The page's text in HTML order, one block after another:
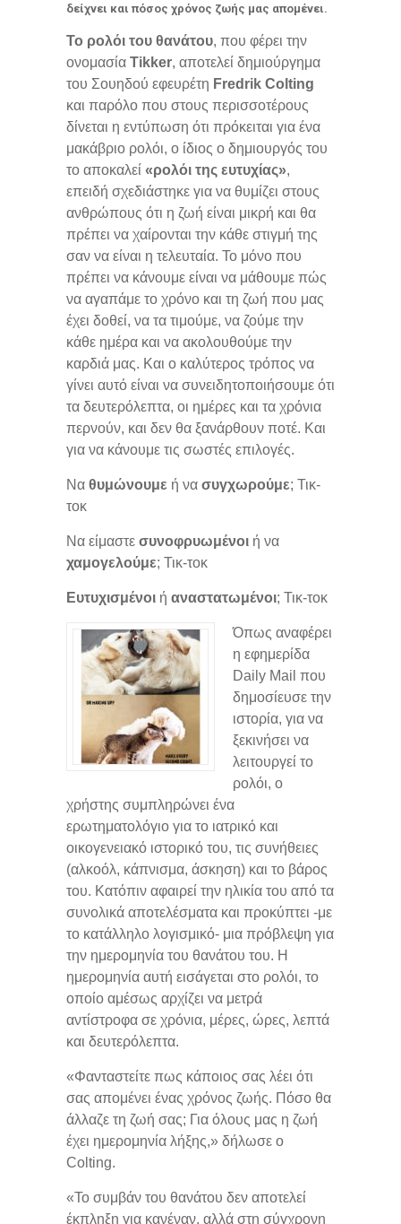
δείχνει και πόσος χρόνος ζωής μας απομένει.
Το ρολόι του θανάτου, που φέρει την
ονομασία Τikker, αποτελεί δημιούργημα
του Σουηδού εφευρέτη Fredrik Colting
και παρόλο που στους περισσοτέρους
δίνεται η εντύπωση ότι πρόκειται για ένα
μακάβριο ρολόι, ο ίδιος ο δημιουργός του
το αποκαλεί «ρολόι της ευτυχίας»,
επειδή σχεδιάστηκε για να θυμίζει στους
ανθρώπους ότι η ζωή είναι μικρή και θα
πρέπει να χαίρονται την κάθε στιγμή της
σαν να είναι η τελευταία. Το μόνο που
πρέπει να κάνουμε είναι να μάθουμε πώς
να αγαπάμε το χρόνο και τη ζωή που μας
έχει δοθεί, να τα τιμούμε, να ζούμε την
κάθε ημέρα και να ακολουθούμε την
καρδιά μας. Και ο καλύτερος τρόπος να
γίνει αυτό είναι να συνειδητοποιήσουμε ότι
τα δευτερόλεπτα, οι ημέρες και τα χρόνια
περνούν, και δεν θα ξανάρθουν ποτέ. Και
για να κάνουμε τις σωστές επιλογές.
Να θυμώνουμε ή να συγχωρούμε; Τικ-
τοκ
Να είμαστε συνοφρυωμένοι ή να
χαμογελούμε; Τικ-τοκ
Ευτυχισμένοι ή αναστατωμένοι; Τικ-τοκ
Όπως αναφέρει
η εφημερίδα
Daily Mail που
δημοσίευσε την
ιστορία, για να
ξεκινήσει να
λειτουργεί το
ρολόι, ο
χρήστης συμπληρώνει ένα
ερωτηματολόγιο για το ιατρικό και
οικογενειακό ιστορικό του, τις συνήθειες
(αλκοόλ, κάπνισμα, άσκηση) και το βάρος
του. Κατόπιν αφαιρεί την ηλικία του από τα
συνολικά αποτελέσματα και προκύπτει -με
το κατάλληλο λογισμικό- μια πρόβλεψη για
την ημερομηνία του θανάτου του. Η
ημερομηνία αυτή εισάγεται στο ρολόι, το
οποίο αμέσως αρχίζει να μετρά
αντίστροφα σε χρόνια, μέρες, ώρες, λεπτά
και δευτερόλεπτα.
«Φανταστείτε πως κάποιος σας λέει ότι
σας απομένει ένας χρόνος ζωής. Πόσο θα
άλλαζε τη ζωή σας; Για όλους μας η ζωή
έχει ημερομηνία λήξης,» δήλωσε ο
Colting.
«Το συμβάν του θανάτου δεν αποτελεί
έκπληξη για κανέναν, αλλά στη σύγχρονη